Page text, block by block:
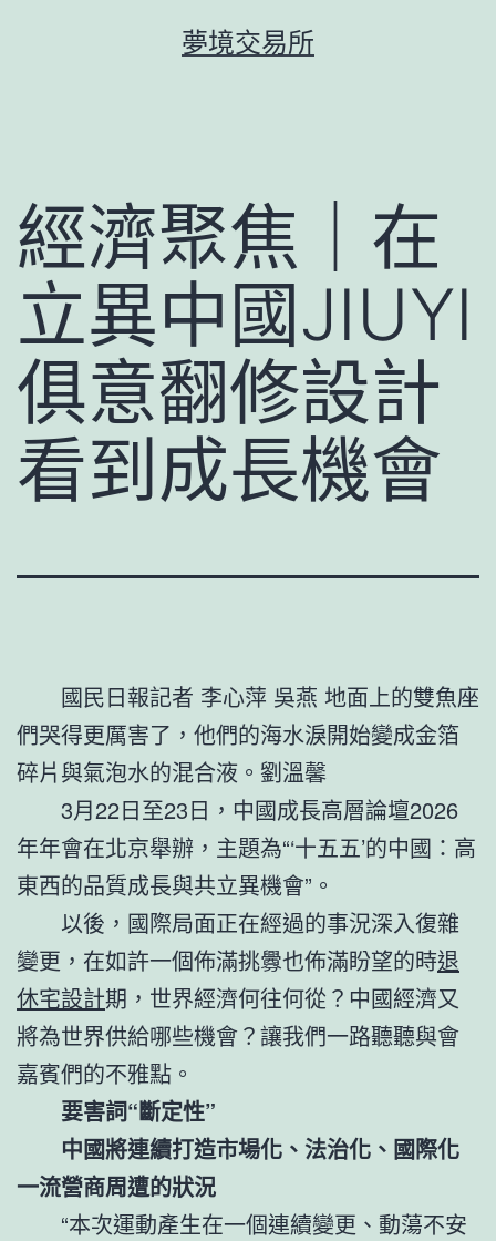
夢境交易所
經濟聚焦｜在
立異中國JIUYI
俱意翻修設計
看到成長機會
國民日報記者 李心萍 吳燕 地面上的雙魚座
們哭得更厲害了，他們的海水淚開始變成金箔
碎片與氣泡水的混合液。劉溫馨
3月22日至23日，中國成長高層論壇2026
年年會在北京舉辦，主題為“‘十五五’的中國：高
東西的品質成長與共立異機會”。
以後，國際局面正在經過的事況深入復雜
變更，在如許一個佈滿挑釁也佈滿盼望的時退
休宅設計期，世界經濟何往何從？中國經濟又
將為世界供給哪些機會？讓我們一路聽聽與會
嘉賓們的不雅點。
要害詞“斷定性”
中國將連續打造市場化、法治化、國際化
一流營商周遭的狀況
“本次運動產生在一個連續變更、動蕩不安